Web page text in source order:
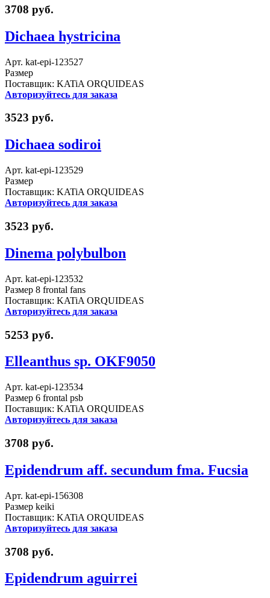
3708 руб.
Dichaea hystricina
Арт. kat-epi-123527
Размер
Поставщик: KATiA ORQUIDEAS
Авторизуйтесь для заказа
3523 руб.
Dichaea sodiroi
Арт. kat-epi-123529
Размер
Поставщик: KATiA ORQUIDEAS
Авторизуйтесь для заказа
3523 руб.
Dinema polybulbon
Арт. kat-epi-123532
Размер 8 frontal fans
Поставщик: KATiA ORQUIDEAS
Авторизуйтесь для заказа
5253 руб.
Elleanthus sp. OKF9050
Арт. kat-epi-123534
Размер 6 frontal psb
Поставщик: KATiA ORQUIDEAS
Авторизуйтесь для заказа
3708 руб.
Epidendrum aff. secundum fma. Fucsia
Арт. kat-epi-156308
Размер keiki
Поставщик: KATiA ORQUIDEAS
Авторизуйтесь для заказа
3708 руб.
Epidendrum aguirrei